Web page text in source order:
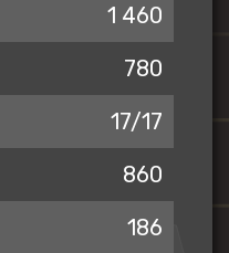
1 460
780
17/17
860
186